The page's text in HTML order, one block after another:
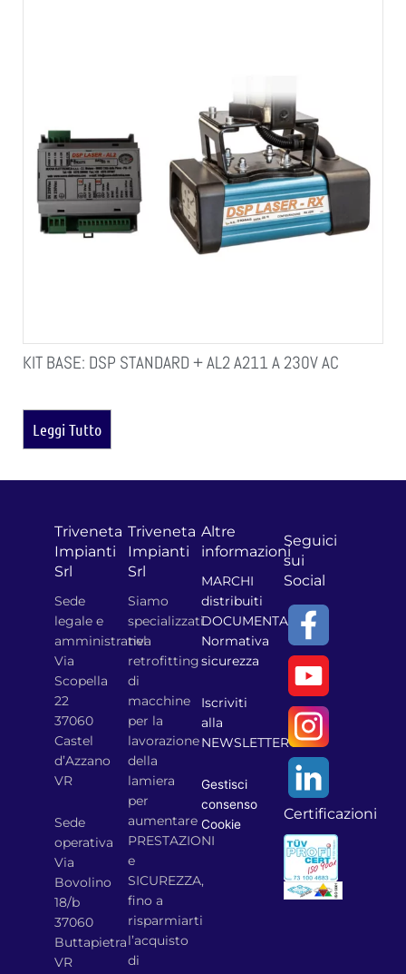
KIT BASE: DSP STANDARD + AL2 A211 A 230V AC
Leggi Tutto
Triveneta
Impianti
Srl
Sede
legale e
amministrativa
Via
Scopella
22
37060
Castel
d’Azzano
VR
Sede
operativa
Via
Bovolino
18/b
37060
Buttapietra
VR
Triveneta
Impianti
Srl
Siamo
specializzati
nel
retrofitting
di
macchine
per la
lavorazione
della
lamiera
per
aumentare
PRESTAZIONI
e
SICUREZZA,
fino a
risparmiarti
l’acquisto
di
Altre
informazioni
MARCHI
distribuiti
DOCUMENTAZIONE
Normativa
sicurezza
Iscriviti
alla
NEWSLETTER
Gestisci
consenso
Cookie
Seguici
sui
Social
Certificazioni